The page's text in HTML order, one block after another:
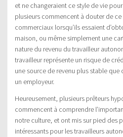
et ne changeraient ce style de vie
plusieurs commencent à douter de
commerciaux lorsqu’ils essaient
maison, ou même simplement une
nature du revenu du travailleur
travailleur représente un risque de
une source de revenu plus stable que
un employeur.
Heureusement, plusieurs prêteurs
commencent à comprendre
notre culture, et ont mis sur pied des
intéressants pour les travailleurs